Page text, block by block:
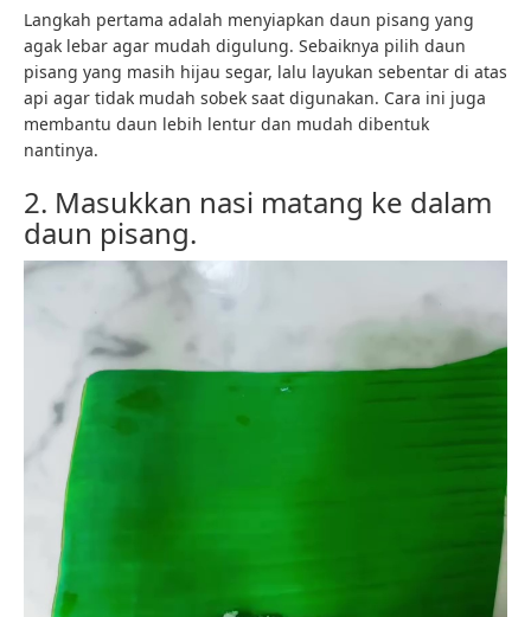
Langkah pertama adalah menyiapkan daun pisang yang
agak lebar agar mudah digulung. Sebaiknya pilih daun
pisang yang masih hijau segar, lalu layukan sebentar di atas
api agar tidak mudah sobek saat digunakan. Cara ini juga
membantu daun lebih lentur dan mudah dibentuk
nantinya.
2. Masukkan nasi matang ke dalam
daun pisang.